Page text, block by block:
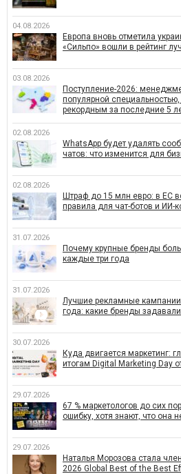
04.08.2026
Европа вновь отметила
«Сильпо» вошли в рейтинг
03.08.2026
Поступление-2026:
популярной
рекордным за последние 5
02.08.2026
WhatsApp будет удалять
чатов: что изменится для
02.08.2026
Штраф до 15 млн евро: в ЕС
правила для чат-ботов и ИИ-
31.07.2026
Почему крупные бренды
каждые три года
31.07.2026
Лучшие рекламные кампании
года: какие бренды задавали
30.07.2026
Куда двигается маркетинг:
итогам Digital Marketing Day
29.07.2026
67 % маркетологов до сих
ошибку, хотя знают, что она
29.07.2026
Наталья Морозова стала
2026 Global Best of the Best